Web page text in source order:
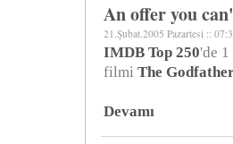
An offer you
21.Şubat.2005 Pazartesi ::
IMDB Top 250'de
filmi The
Devamı